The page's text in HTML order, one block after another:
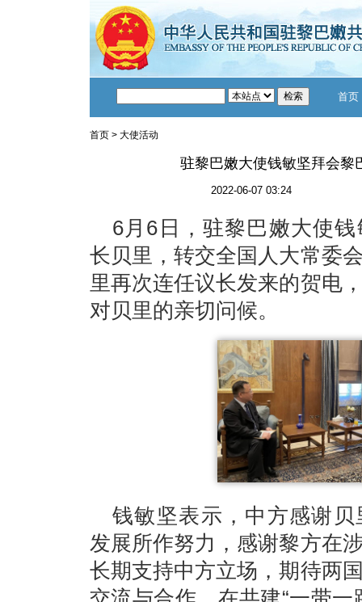
首页
首页 > 大使活动
驻黎巴嫩大使钱敏坚拜会黎
2022-06-07 03:24
6月6日，驻黎巴嫩大使
长贝里，转交全国人大常委
里再次连任议长发来的贺电
对贝里的亲切问候。
钱敏坚表示，中方感谢
发展所作努力，感谢黎方在
长期支持中方立场，期待两